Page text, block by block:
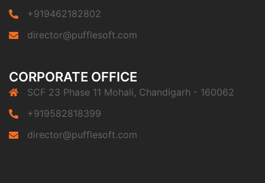
+919462182802
director@pufflesoft.com
CORPORATE OFFICE
SCF 23 Phase 11 Mohali, Chandigarh - 160062
+919582818399
director@pufflesoft.com